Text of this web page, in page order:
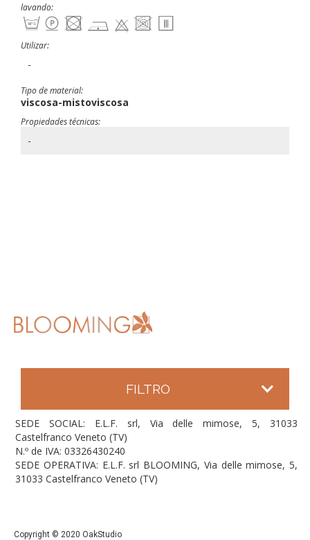
lavando:
Utilizar:
-
Tipo de material:
viscosa-mistoviscosa
Propiedades técnicas:
-
FILTRO
SEDE SOCIAL: E.L.F. srl, Via delle mimose, 5, 31033
Castelfranco Veneto (TV)
N.º de IVA: 03326430240
SEDE OPERATIVA: E.L.F. srl BLOOMING, Via delle mimose, 5,
31033 Castelfranco Veneto (TV)
Copyright © 2020 OakStudio